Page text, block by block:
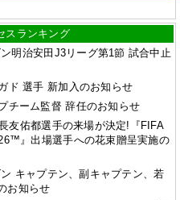
スランキング
明治安田J3リーグ第1節 試合中止
ド 選手 新加入のお知らせ
チーム監督 辞任のお知らせ
友佑都選手の来場が決定!『FIFA
』出場選手への花束贈呈実施の
キャプテン、副キャプテン、若
お知らせ